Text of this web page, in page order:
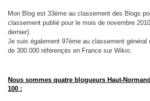
Mon Blog est 33ème au classement des Blogs
classement publié pour le mois de novembre
dernier).
Je suis également 97ème au classement général
de 300.000 référençés en France sur Wikio.
Nous sommes quatre blogueurs Haut-
100 :